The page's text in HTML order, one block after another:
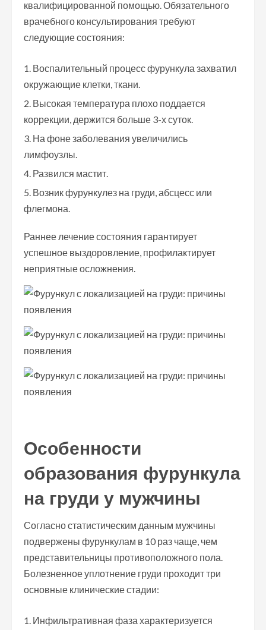
квалифицированной помощью. Обязательного
врачебного консультирования требуют
следующие состояния:
Воспалительный процесс фурункула захватил
окружающие клетки, ткани.
Высокая температура плохо поддается
коррекции, держится больше 3-х суток.
На фоне заболевания увеличились
лимфоузлы.
Развился мастит.
Возник фурункулез на груди, абсцесс или
флегмона.
Раннее лечение состояния гарантирует
успешное выздоровление, профилактирует
неприятные осложнения.
Особенности
образования фурункула
на груди у мужчины
Согласно статистическим данным мужчины
подвержены фурункулам в 10 раз чаще, чем
представительницы противоположного пола.
Болезненное уплотнение груди проходит три
основные клинические стадии:
Инфильтративная фаза характеризуется